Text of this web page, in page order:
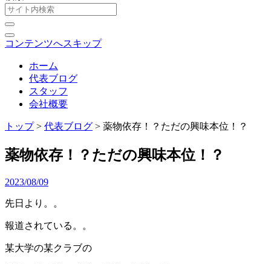
コンテンツへスキップ
ホーム
代表ブログ
スタッフ
会社概要
トップ> 代表ブログ > 薬物依存！？ただの興味本位！？
薬物依存！？ただの興味本位！？
2023/08/09
先日より。。
報道されている。。
某大学の某クラブの